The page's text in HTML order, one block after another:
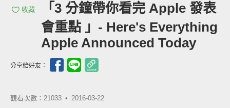
收藏
「3 分鐘帶你看完 Apple 發表
會重點 」- Here's Everything
Apple Announced Today
分享給好友：
觀看次數：21033 • 2016-03-22